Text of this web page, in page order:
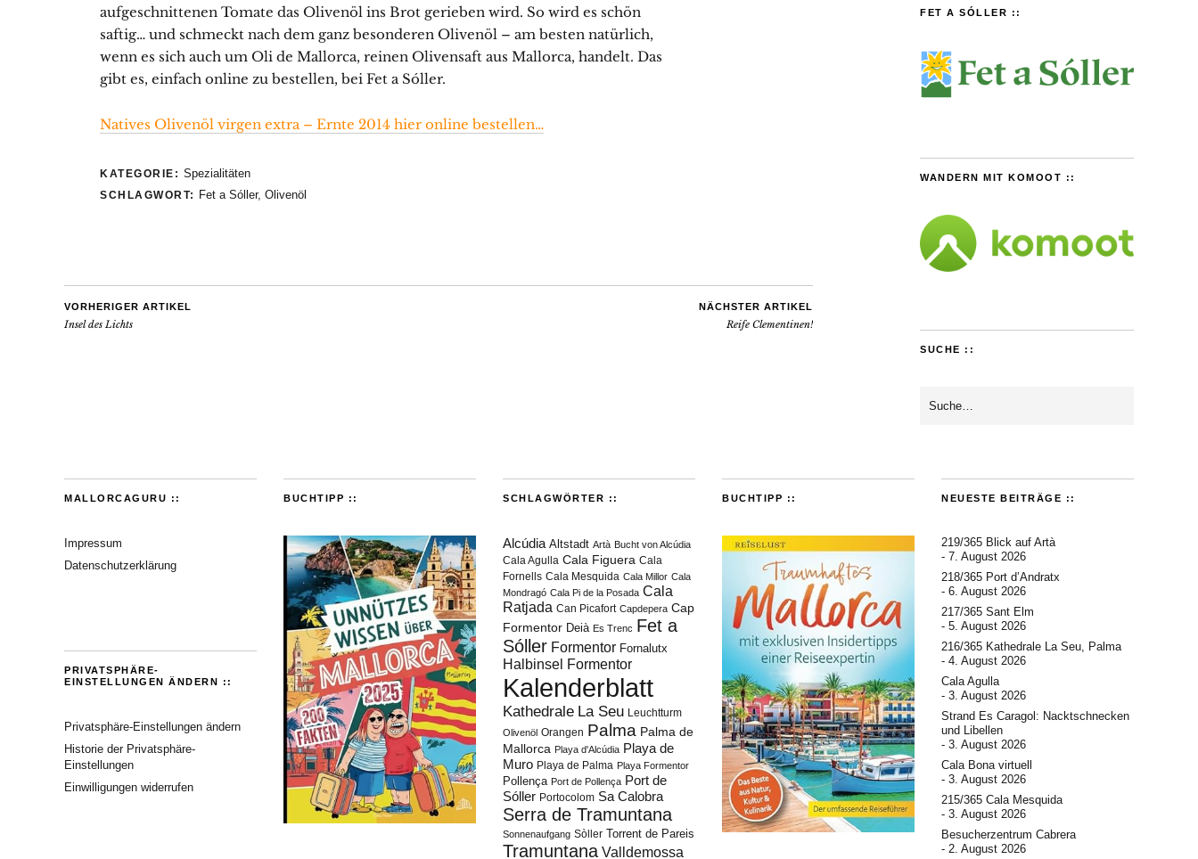
aufgeschnittenen Tomate das Olivenöl ins Brot gerieben wird. So wird es schön
saftig… und schmeckt nach dem ganz besonderen Olivenöl – am besten natürlich,
wenn es sich auch um Oli de Mallorca, reinen Olivensaft aus Mallorca, handelt. Das
gibt es, einfach online zu bestellen, bei Fet a Sóller.
Natives Olivenöl virgen extra – Ernte 2014 hier online bestellen…
KATEGORIE: Spezialitäten
SCHLAGWORT: Fet a Sóller, Olivenöl
VORHERIGER ARTIKEL
Insel des Lichts
NÄCHSTER ARTIKEL
Reife Clementinen!
FET A SÓLLER ::
WANDERN MIT KOMOOT ::
SUCHE ::
MALLORCAGURU ::
Impressum
Datenschutzerklärung
PRIVATSPHÄRE-
EINSTELLUNGEN ÄNDERN ::
Privatsphäre-Einstellungen ändern
Historie der Privatsphäre-
Einstellungen
Einwilligungen widerrufen
BUCHTIPP :: SCHLAGWÖRTER ::
Alcúdia Altstadt Artà Bucht von Alcúdia
Cala Agulla Cala Figuera Cala
Fornells Cala Mesquida Cala Millor Cala
Mondragó Cala Pi de la Posada Cala
Ratjada Can Picafort Capdepera Cap
Formentor Deià Es Trenc Fet a
Sóller Formentor Fornalutx
Halbinsel Formentor
Kalenderblatt
Kathedrale La Seu Leuchtturm
Olivenöl Orangen Palma Palma de
Mallorca Playa d'Alcúdia Playa de
Muro Playa de Palma Playa Formentor
Pollença Port de Pollença Port de
Sóller Portocolom Sa Calobra
Serra de Tramuntana
Sonnenaufgang Sòller Torrent de Pareis
Tramuntana Valldemossa
BUCHTIPP :: NEUESTE BEITRÄGE ::
219/365 Blick auf Artà
7. August 2026
218/365 Port d’Andratx
6. August 2026
217/365 Sant Elm
5. August 2026
216/365 Kathedrale La Seu, Palma
4. August 2026
Cala Agulla
3. August 2026
Strand Es Caragol: Nacktschnecken
und Libellen
3. August 2026
Cala Bona virtuell
3. August 2026
215/365 Cala Mesquida
3. August 2026
Besucherzentrum Cabrera
2. August 2026